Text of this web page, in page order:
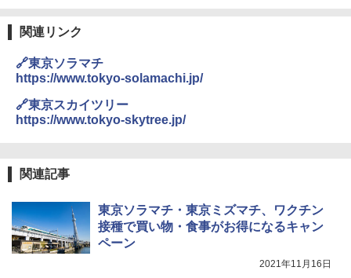
地球の歩き方 スター・ウォーズ
新しい日本地理 地図・統計・移動から読み
解く (講談社現代新書)
￥1,540
テント ワンタッチ RENEW 幅200 2-3人用 43
￥5,499
簡単設置 ポップアップテント エクルベージ
ュ(BC仕様) PATC-150B(EB)
￥8,991
￥6,459
ポインターライト 強力 小型 緑色/赤色/青紫色
￥1,180
電動エアーポンプ SUP用 20PSI 電動ポンプ
ゴムボート 空気入れ 空気抜き 自動停止 過熱
関連リンク
🔗東京ソラマチ
https://www.tokyo-solamachi.jp/
🔗東京スカイツリー
https://www.tokyo-skytree.jp/
関連記事
東京ソラマチ・東京ミズマチ、ワクチン
接種で買い物・食事がお得になるキャン
ペーン
2021年11月16日